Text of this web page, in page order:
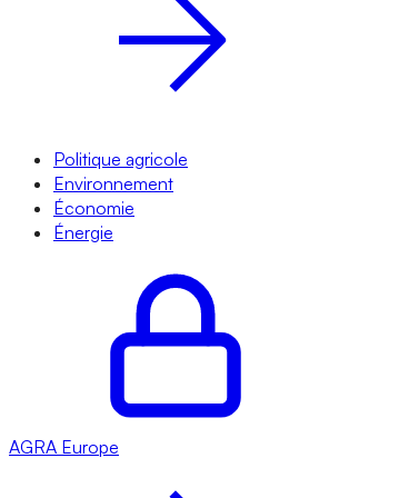
Politique agricole
Environnement
Économie
Énergie
AGRA Europe